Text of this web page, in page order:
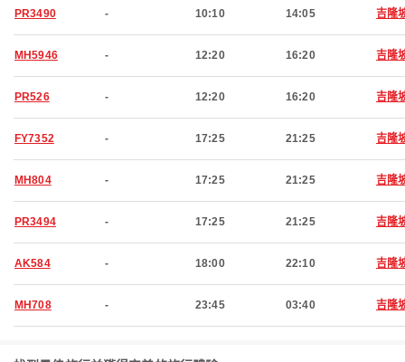
PR3490 - 10:10 14:05 吉隆
MH5946 - 12:20 16:20 吉隆
PR526 - 12:20 16:20 吉隆
FY7352 - 17:25 21:25 吉隆
MH804 - 17:25 21:25 吉隆
PR3494 - 17:25 21:25 吉隆
AK584 - 18:00 22:10 吉隆
MH708 - 23:45 03:40 吉隆